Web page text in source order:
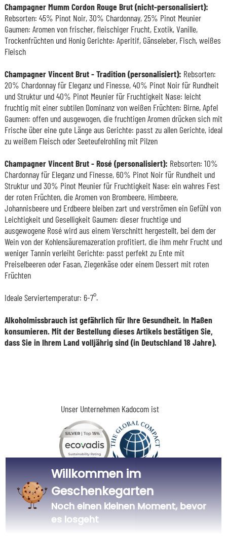
Unser Unternehmen Kadocom ist
Ecovadis Silver
Global Compact
Unsere CSR-Politik
Champagner Mumm Cordon Rouge Brut (nicht-personalisiert):
Rebsorten: 45% Pinot Noir, 30% Chardonnay, 25% Pinot Meunier
Gaumen: Aromen von frischer, fleischiger Frucht, Exotik, Vanille,
Trockenfrüchten und Honig Gerichte: Aperitif, Gänseleber, Fisch, weißes
Fleisch
Champagner Vincent Brut - Tradition (personalisiert): Rebsorten:
20% Chardonnay für Eleganz und Finesse, 40% Pinot Noir für Rundheit
und Struktur und 40% Pinot Meunier für Fruchtigkeit Nase: leicht
fruchtig mit einer subtilen Dominanz von weißen Früchten: Birne, Apfel
Gaumen: offen und ausgewogen, die fruchtigen Aromen drücken sich mit
Frische über eine gute Länge aus Gerichte: passt zu allen Gerichte, ideal
zu weißem Fleisch oder Seeteufelrohling mit Pilzen
Champagner Vincent Brut - Rosé (personalisiert): Rebsorten: 10%
Chardonnay für Eleganz und Finesse, 60% Pinot Noir für Rundheit und
Struktur und 30% Pinot Meunier für Fruchtigkeit Nase: ein wahres Fest
der roten Früchten, die Aromen von Brombeere, Himbeere,
Johannisbeere und Erdbeere bleiben zart und verströmen ein Gefühl von
Leichtigkeit und Geselligkeit Gaumen: dieser fruchtige und
ausgewogene Rosé wird aus einem Verschnitt hergestellt, bei dem der
Wein von der Kohlensäuremazeration profitiert, die ihm mehr Frucht und
weniger Tannin verleiht Gerichte: passt perfekt zu Ente mit
Preiselbeeren oder Fasan, Ziegenkäse oder einem Dessert mit roten
Früchten
Ideale Serviertemperatur: 6-7°.
Alkoholmissbrauch ist gefährlich für Ihre Gesundheit. In Maßen
konsumieren. Mit der Bestellung dieses Artikels bestätigen Sie,
dass Sie in Ihrem Land volljährig sind (in Deutschland 18 Jahre).
Willkommen im
Geschenkegarten
Noch einen kleinen Moment, bevor
es losgeht